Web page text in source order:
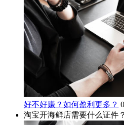
好不好赚？如何盈利更多？
淘宝开海鲜店需要什么证件